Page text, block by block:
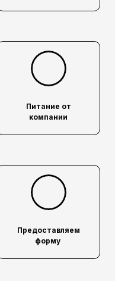
Питание от
компании
Предоставляем
форму